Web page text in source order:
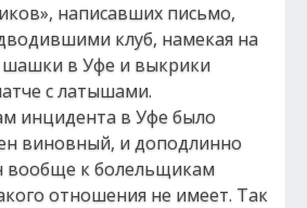
написавших письмо,
клуб, намекая на
в Уфе и выкрики
с латышами.
инцидента в Уфе было
виновный, и доподлинно
вообще к болельщикам
отношения не имеет. Так